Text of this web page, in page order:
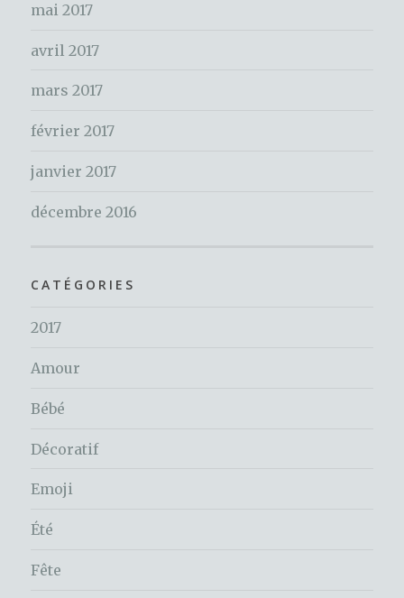
mai 2017
avril 2017
mars 2017
février 2017
janvier 2017
décembre 2016
CATÉGORIES
2017
Amour
Bébé
Décoratif
Emoji
Été
Fête